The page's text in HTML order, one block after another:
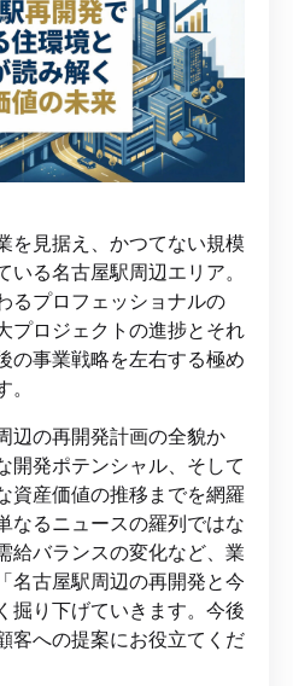
を見据え、かつてない規模
る名古屋駅周辺エリア。
るプロフェッショナルの
プロジェクトの進捗とそれ
の事業戦略を左右する極め
辺の再開発計画の全貌か
開発ポテンシャル、そして
資産価値の推移までを網羅
なるニュースの羅列ではな
給バランスの変化など、業
名古屋駅周辺の再開発と今
掘り下げていきます。今後
客への提案にお役立てくだ